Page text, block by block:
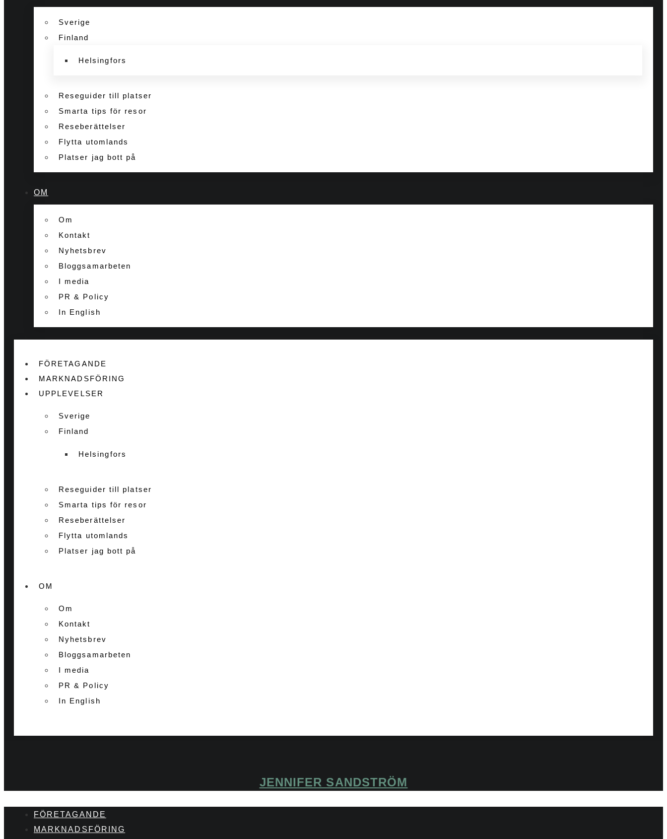
Sverige
Finland
Helsingfors
Reseguider till platser
Smarta tips för resor
Reseberättelser
Flytta utomlands
Platser jag bott på
OM
Om
Kontakt
Nyhetsbrev
Bloggsamarbeten
I media
PR & Policy
In English
FÖRETAGANDE
MARKNADSFÖRING
UPPLEVELSER
Sverige
Finland
Helsingfors
Reseguider till platser
Smarta tips för resor
Reseberättelser
Flytta utomlands
Platser jag bott på
OM
Om
Kontakt
Nyhetsbrev
Bloggsamarbeten
I media
PR & Policy
In English
JENNIFER SANDSTRÖM
FÖRETAGANDE
MARKNADSFÖRING